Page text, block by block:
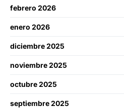
febrero 2026
enero 2026
diciembre 2025
noviembre 2025
octubre 2025
septiembre 2025